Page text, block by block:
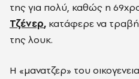
της για πολύ, καθώς η
Τζένερ, κατάφερε να
της λουκ.
Η «μανατζερ» του